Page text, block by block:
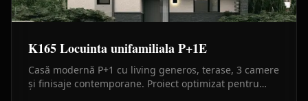
K165 Locuinta unifamiliala P+1E
Casă modernă P+1 cu living generos, terase, 3 camere
și finisaje contemporane. Proiect optimizat pentru